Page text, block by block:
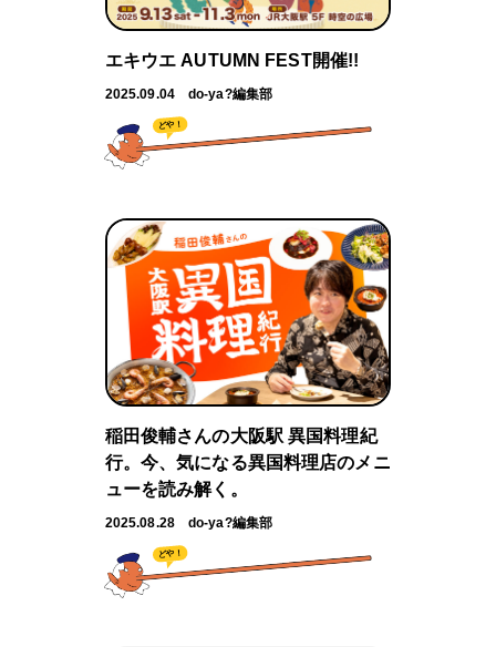
エキウエ AUTUMN FEST開催!!
2025.09.04 do-ya?編集部
どや！
稲田俊輔さんの大阪駅 異国料理紀
行。今、気になる異国料理店のメニ
ューを読み解く。
2025.08.28 do-ya?編集部
どや！